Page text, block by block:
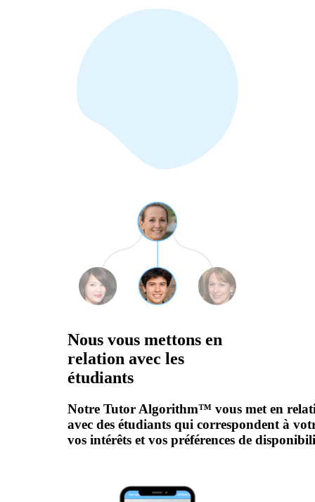
Nous vous mettons en
relation avec les
étudiants
Notre Tutor Algorithm™ vous met en
avec des étudiants qui correspondent à
vos intérêts et vos préférences de